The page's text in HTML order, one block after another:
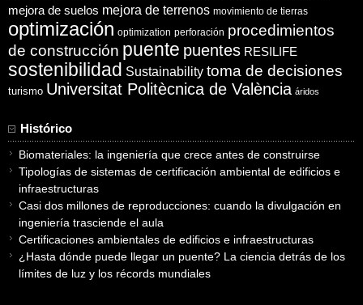
mejora de suelos mejora de terrenos movimiento de tierras
optimización optimization perforación procedimientos
de construcción puente puentes RESILIFE
sostenibilidad Sustainability toma de decisiones
turismo Universitat Politècnica de València áridos
Histórico
Biomateriales: la ingeniería que crece antes de construirse
Tipologías de sistemas de certificación ambiental de edificios e
infraestructuras
Casi dos millones de reproducciones: cuando la divulgación en
ingeniería trasciende el aula
Certificaciones ambientales de edificios e infraestructuras
¿Hasta dónde puede llegar un puente? La ciencia detrás de los
límites de luz y los récords mundiales